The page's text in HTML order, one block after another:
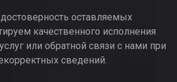
оставляемых
качественного исполнения
или обратной связи с нами при
сведений.